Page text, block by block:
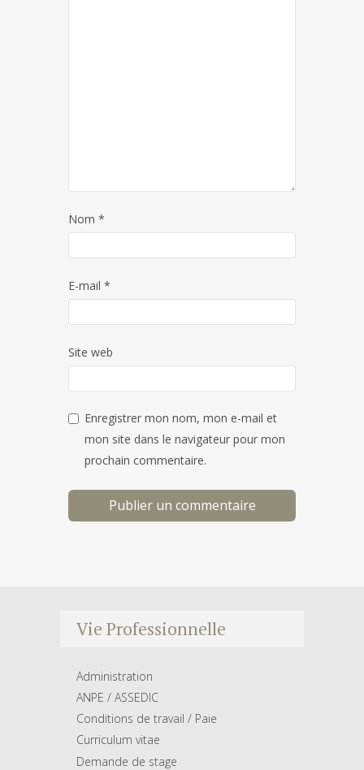
Nom *
E-mail *
Site web
Enregistrer mon nom, mon e-mail et
mon site dans le navigateur pour mon
prochain commentaire.
Vie Professionnelle
Administration
ANPE / ASSEDIC
Conditions de travail / Paie
Curriculum vitae
Demande de stage